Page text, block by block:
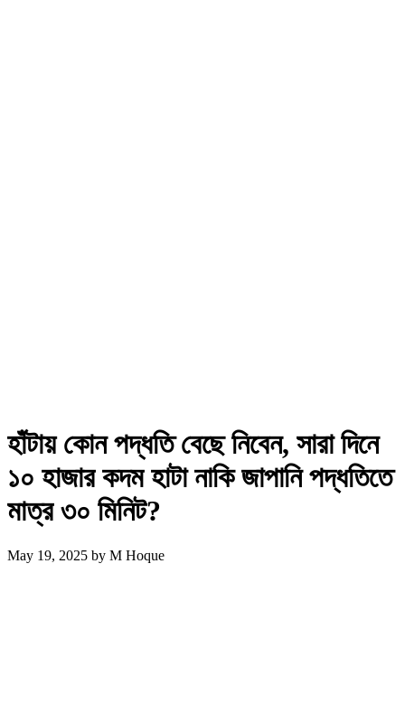
হাঁটায় কোন পদ্ধতি বেছে নিবেন, সারা দিনে
১০ হাজার কদম হাটা নাকি জাপানি পদ্ধতিতে
মাত্র ৩০ মিনিট?
May 19, 2025 by M Hoque